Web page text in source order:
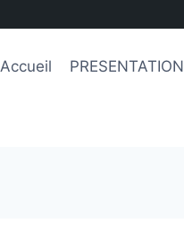
Accueil PRESENTATION